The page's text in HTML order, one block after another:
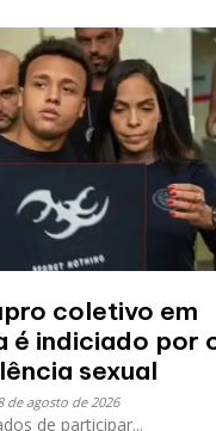
coletivo em
é indiciado por
sexual
de agosto de 2026
de participar...